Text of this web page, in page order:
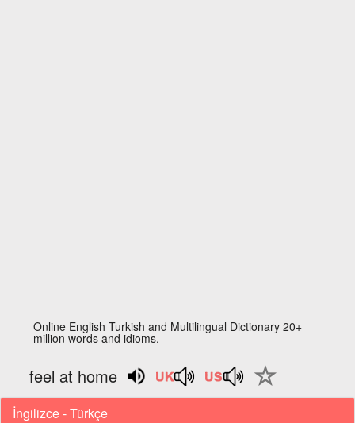
Online English Turkish and Multilingual Dictionary 20+
million words and idioms.
feel at home
İngilizce - Türkçe